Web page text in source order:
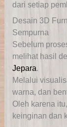
dari setiap
Desain 3D
Sempurna
Sebelum
melihat hasil
Jepara.
Melalui
warna, dan
Oleh karena
keinginan dan